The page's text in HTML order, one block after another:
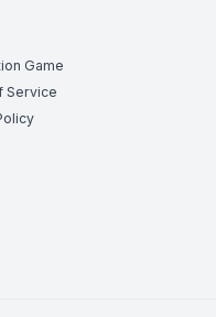
Game
Service